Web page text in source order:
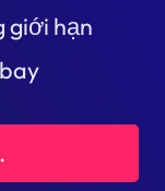
giới hạn